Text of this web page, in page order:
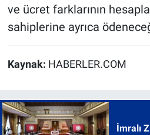
ve ücret farklarının
sahiplerine ayrıca
Kaynak: HABERLER.COM
İmralı